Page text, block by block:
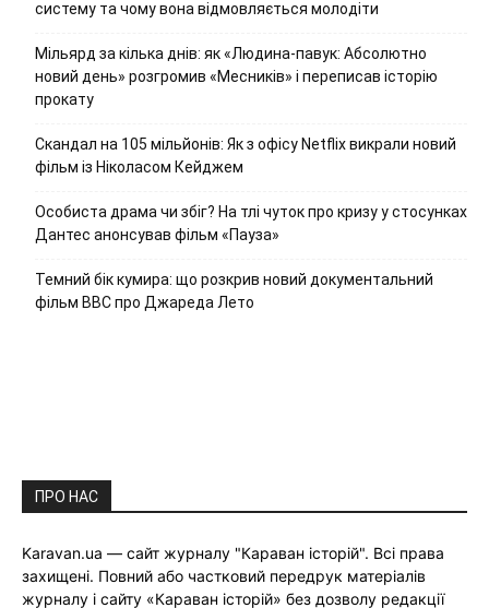
систему та чому вона відмовляється молодіти
Мільярд за кілька днів: як «Людина-павук: Абсолютно
новий день» розгромив «Месників» і переписав історію
прокату
Скандал на 105 мільйонів: Як з офісу Netflix викрали новий
фільм із Ніколасом Кейджем
Особиста драма чи збіг? На тлі чуток про кризу у стосунках
Дантес анонсував фільм «Пауза»
Темний бік кумира: що розкрив новий документальний
фільм ВВС про Джареда Лето
ПРО НАС
Karavan.ua — сайт журналу "Караван історій". Всі права
захищені. Повний або частковий передрук матеріалів
журналу і сайту «Караван історій» без дозволу редакції